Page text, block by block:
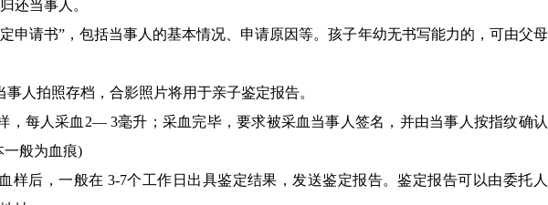
还当事人。
申请书”，包括当事人的基本情况、申请原因等。孩子年幼无书写能力的，可由父
人拍照存档，合影照片将用于亲子鉴定报告。
，每人采血2— 3毫升；采血完毕，要求被采血当事人签名，并由当事人按指纹确认
一般为血痕)
样后，一般在 3-7个工作日出具鉴定结果，发送鉴定报告。鉴定报告可以由委托